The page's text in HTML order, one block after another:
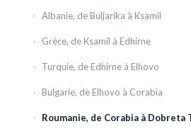
Albanie, de Buljarika à Ksamil
Grèce, de Ksamil à Edhirne
Turquie, de Edhirne à Elhovo
Bulgarie, de Elhovo à Corabia
Roumanie, de Corabia à Dobreta